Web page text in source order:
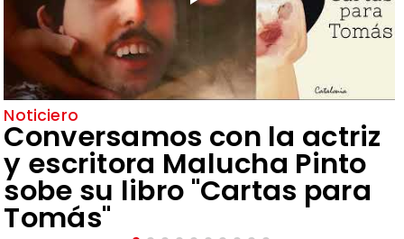
Noticiero
Conversamos con la actriz
y escritora Malucha Pinto
sobe su libro "Cartas para
Tomás"